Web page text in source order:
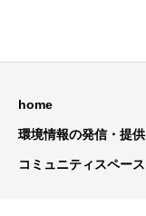
home
環境情報の発信・提供
コミュニティスペース